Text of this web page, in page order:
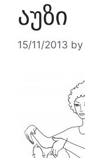
აუზი
15/11/2013 by